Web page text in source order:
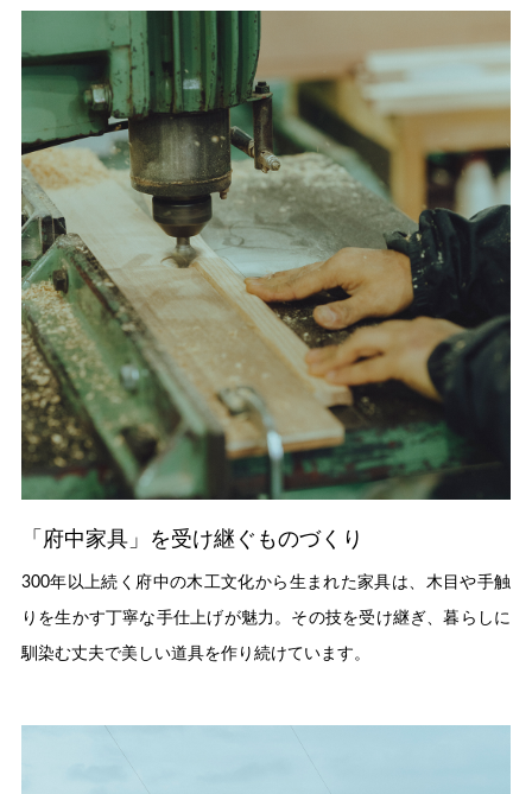
「府中家具」を受け継ぐものづくり
300年以上続く府中の木工文化から生まれた家具は、木目や手触
りを生かす丁寧な手仕上げが魅力。その技を受け継ぎ、暮らしに
馴染む丈夫で美しい道具を作り続けています。